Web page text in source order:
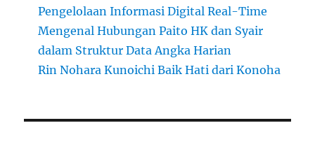
Pengelolaan Informasi Digital Real-Time
Mengenal Hubungan Paito HK dan Syair
dalam Struktur Data Angka Harian
Rin Nohara Kunoichi Baik Hati dari Konoha